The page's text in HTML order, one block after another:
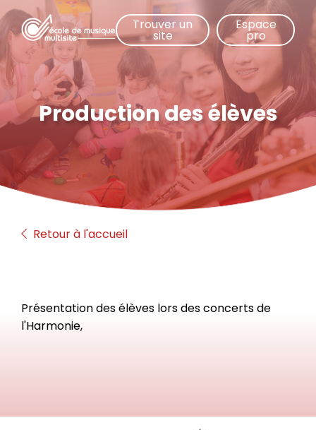
Aller
au
contenu
principal
Trouver un
site
Espace
pro
Production des élèves
Retour à l'accueil
Présentation des élèves lors des concerts de
l'Harmonie,